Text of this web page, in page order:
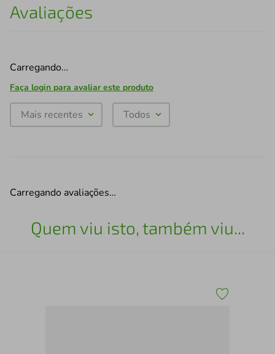
Avaliações
Carregando…
Faça login para avaliar este produto
Mais recentes Todos
Carregando avaliações…
Quem viu isto, também viu...